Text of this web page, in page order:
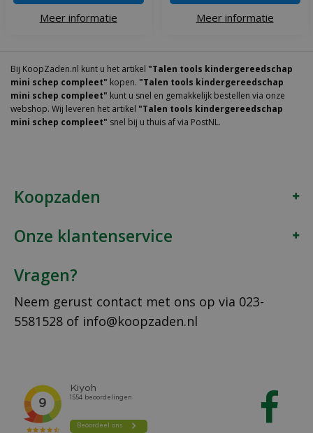
Meer informatie Meer informatie
Bij KoopZaden.nl kunt u het artikel "Talen tools kindergereedschap
mini schep compleet" kopen. "Talen tools kindergereedschap
mini schep compleet" kunt u snel en gemakkelijk bestellen via onze
webshop. Wij leveren het artikel "Talen tools kindergereedschap
mini schep compleet" snel bij u thuis af via PostNL.
Koopzaden
Onze klantenservice
Vragen?
Neem gerust contact met ons op via 023-
5581528 of info@koopzaden.nl